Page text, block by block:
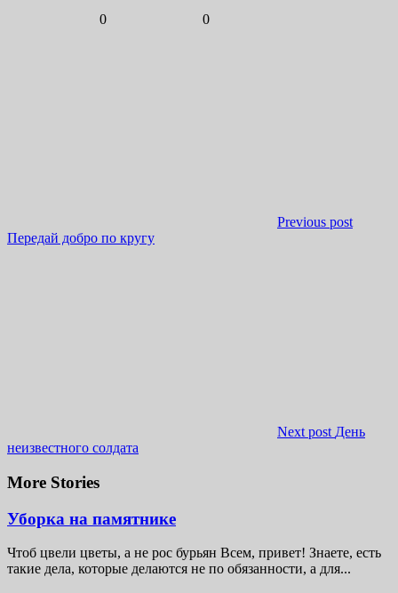
0 0
Previous post
Передай добро по кругу
Next post День
неизвестного солдата
More Stories
Уборка на памятнике
Чтоб цвели цветы, а не рос бурьян Всем, привет! Знаете, есть
такие дела, которые делаются не по обязанности, а для...